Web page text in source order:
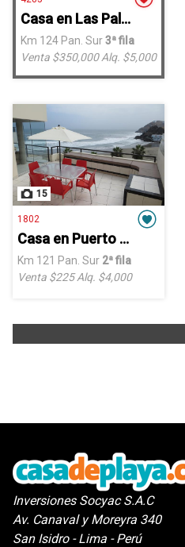
Casa en Las Palmeras
Km 124 Pan. Sur3ª fila
Venta $350,000Alq. $5,000
15
1802
Casa en Puerto Fiel
Km 121 Pan. Sur 2ª fila
Venta $225Alq. $4,000
Inversiones Socyac S.A.C
Av. Canaval y Moreyra 340
San Isidro - Lima - Perú